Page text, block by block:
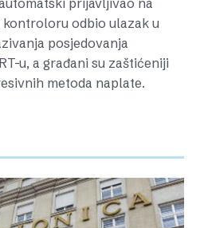
prijavljivao na
odbio ulazak u
posjedovanja
u, a građani su zaštićeniji
metoda naplate.